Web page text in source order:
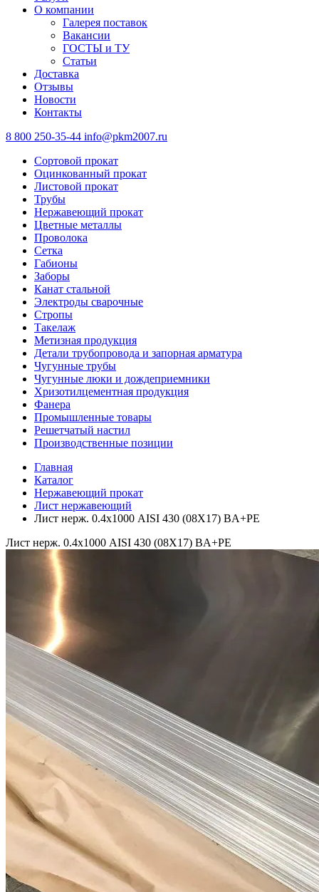
О компании
Галерея поставок
Вакансии
ГОСТЫ и ТУ
Статьи
Доставка
Отзывы
Новости
Контакты
8 800 250-35-44 info@pkm2007.ru
Сортовой прокат
Оцинкованный прокат
Листовой прокат
Трубы
Нержавеющий прокат
Цветные металлы
Проволока
Сетка
Габионы
Заборы
Канат стальной
Электроды сварочные
Стропы
Такелаж
Метизная продукция
Детали трубопровода и запорная арматура
Чугунные трубы
Чугунные люки и дождеприемники
Хризотилцементная продукция
Фанера
Промышленные товары
Решетчатый настил
Производственные позиции
Главная
Каталог
Нержавеющий прокат
Лист нержавеющий
Лист нерж. 0.4х1000 AISI 430 (08Х17) BA+PE
Лист нерж. 0.4х1000 AISI 430 (08Х17) BA+PE